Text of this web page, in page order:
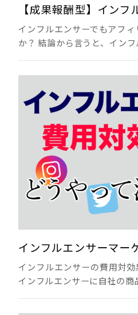
【成果報酬型】イン
インフルエンサーでもアフ
か？ 結論から言うと、イン
インフルエンサーマー
インフルエンサーの費用対
インフルエンサーに自社の